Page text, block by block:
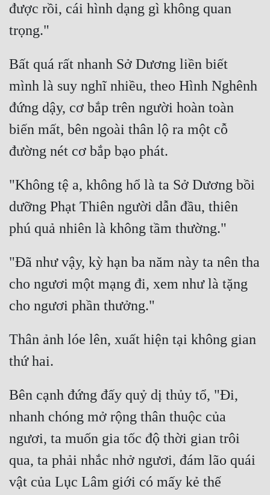
Kinh Dị
Kiếm Hiệp
Kỳ Huyễn
Kỳ Ảo
Linh Dị
Làm Giàu
Lịch Sử
Mưu Mô
Mạt Thế
Mỹ Thực
Ngược
Nữ Cường
Phản Phái
Quan Trường
Quân Sự
Sảng Văn
được rồi, cái hình dạng gì không quan
Bất quá rất nhanh Sở Dương liền biết
mình là suy nghĩ nhiều, theo Hình Nghênh
đứng dậy, cơ bắp trên người hoàn toàn
biến mất, bên ngoài thân lộ ra một cỗ
"Không tệ a, không hổ là ta Sở Dương bồi
dưỡng Phạt Thiên người dẫn đầu, thiên
"Đã như vậy, kỳ hạn ba năm này ta nên tha
cho ngươi một mạng đi, xem như là tặng
Thân ảnh lóe lên, xuất hiện tại không gian
Bên cạnh đứng đấy quỷ dị thủy tổ, "Đi,
nhanh chóng mở rộng thân thuộc của
ngươi, ta muốn gia tốc độ thời gian trôi
qua, ta phải nhắc nhở ngươi, đám lão quái
vật của Lục Lâm giới có mấy kẻ thế